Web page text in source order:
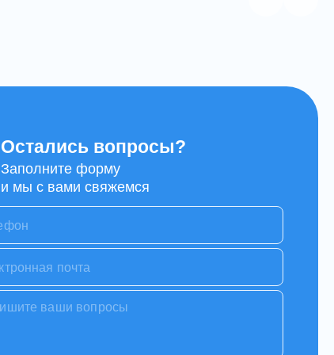
Остались вопросы?
Заполните форму
и мы с вами свяжемся